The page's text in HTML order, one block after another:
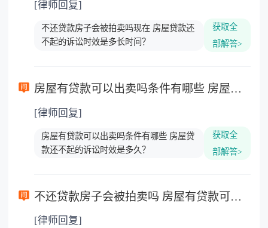
[律师回复]
不还贷款房子会被拍卖吗现在 房屋贷款还
不起的诉讼时效是多长时间？
获取全
部解答>
房屋有贷款可以出卖吗条件有哪些 房屋贷款还不起的诉讼时效是多久？
[律师回复]
房屋有贷款可以出卖吗条件有哪些 房屋贷
款还不起的诉讼时效是多久？
获取全
部解答>
不还贷款房子会被拍卖吗 房屋有贷款可以出卖吗？
[律师回复]